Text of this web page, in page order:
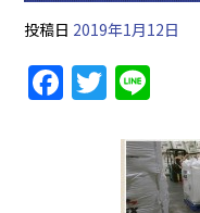
投稿日 2019年1月12日
F
a
T
w
itt
er
e